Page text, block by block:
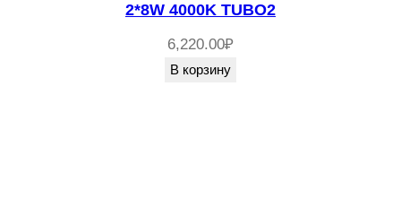
2*8W 4000K TUBO2
6,220.00₽
В корзину